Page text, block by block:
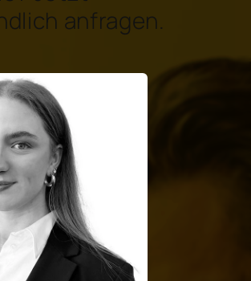
anfragen.